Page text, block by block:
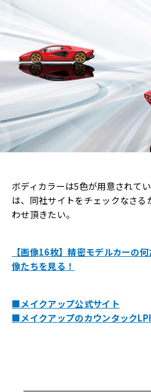
ボディカラーは5色が用意されて
は、同社サイトをチェックなさ
わせ頂きたい。
【画像16枚】精密モデルカーの
像たちを見る！
■メイクアップ公式サイト
■メイクアップのカウンタック